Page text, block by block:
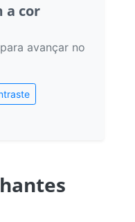
a cor
avançar no